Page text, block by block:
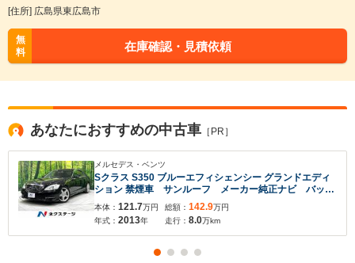
[住所] 広島県東広島市
無
料
在庫確認・見積依頼
あなたにおすすめの中古車 ［PR］
メルセデス・ベンツ
Sクラス S350 ブルーエフィシェンシー グランドエディ
ション 禁煙車 サンルーフ メーカー純正ナビ バック
カメラ ETC ブラインドアシストセンサー コーナー
センサー プリクラッシュセーフティシステム シート
ヒーター メモリ機能付パワーシート 黒革シート
本体： 121.7万円
年式： 2013年
総額： 142.9万円
走行： 8.0万km